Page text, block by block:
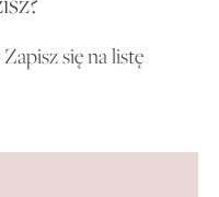
się na listę